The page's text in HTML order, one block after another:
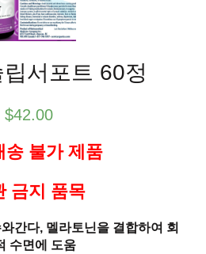
서포트 60정
$42.00
송 불가 제품
금지 품목
간다, 멜라토닌을 결합하여 회
수면에 도움